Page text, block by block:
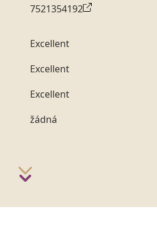
7521354192
Excellent
Excellent
Excellent
žádná